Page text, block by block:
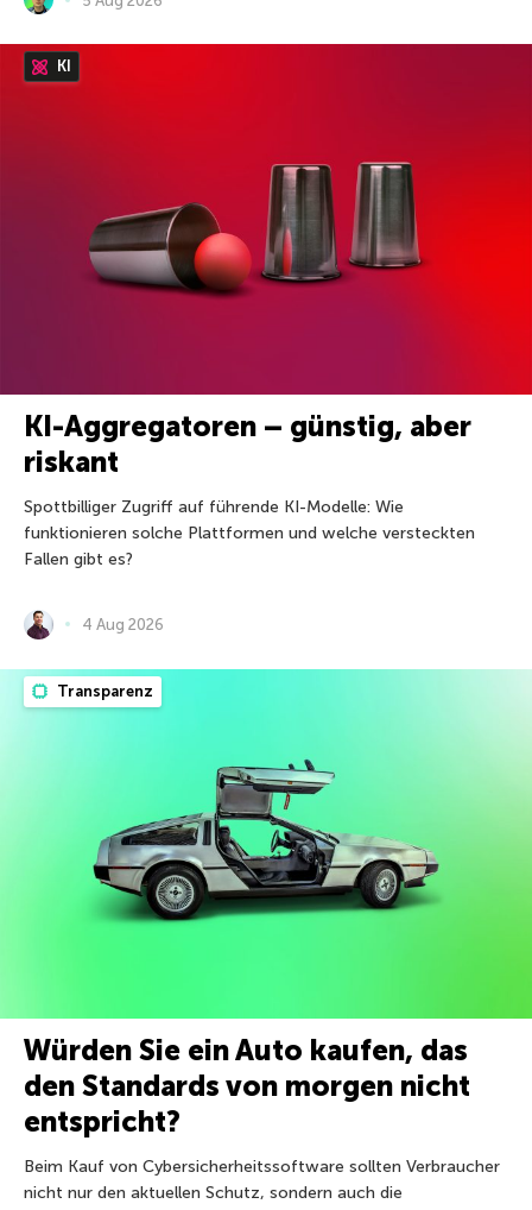
KI
KI-Aggregatoren – günstig, aber
riskant
Spottbilliger Zugriff auf führende KI-Modelle: Wie
funktionieren solche Plattformen und welche versteckten
Fallen gibt es?
4 Aug 2026
Transparenz
Würden Sie ein Auto kaufen, das
den Standards von morgen nicht
entspricht?
Beim Kauf von Cybersicherheitssoftware sollten Verbraucher
nicht nur den aktuellen Schutz, sondern auch die